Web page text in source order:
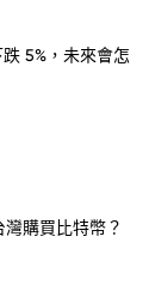
5%，未來會怎
購買比特幣？